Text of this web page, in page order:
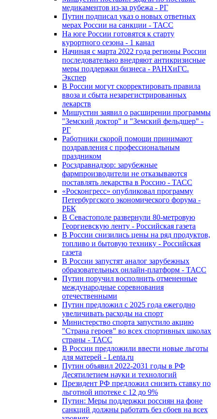
медикаментов из-за рубежа - РГ
Путин подписал указ о новых ответных
мерах России на санкции - ТАСС
На юге России готовятся к старту
курортного сезона - 1 канал
Начиная с марта 2022 года регионы России
последовательно внедряют антикризисные
меры поддержки бизнеса - РАНХиГС.
Экспер
В России могут скорректировать правила
ввоза и сбыта незарегистрированных
лекарств
Мишустин заявил о расширении программы
"Земский доктор" и "Земский фельдшер" -
РГ
Работники скорой помощи принимают
поздравления с профессиональным
праздником
Росздравнадзор: зарубежные
фармпроизводители не отказываются
поставлять лекарства в Россию - ТАСС
«Росконгресс» опубликовал программу
Петербургского экономического форума -
РБК
В Севастополе развернули 80-метровую
Георгиевскую ленту - Российская газета
В России снизились цены на ряд продуктов,
топливо и бытовую технику - Российская
газета
В России запустят аналог зарубежных
образовательных онлайн-платформ - ТАСС
Путин поручил восполнить отмененные
международные соревнования
отечественными
Путин предложил с 2025 года ежегодно
увеличивать расходы на спорт
Министерство спорта запустило акцию
"Страна героев" во всех спортивных школах
страны - ТАСС
В России предложили ввести новые льготы
для матерей - Lenta.ru
Путин объявил 2022-2031 годы в РФ
Десятилетием науки и технологий
Президент РФ предложил снизить ставку по
льготной ипотеке с 12 до 9%
Путин: Меры поддержки россиян на фоне
санкций должны работать без сбоев на всех